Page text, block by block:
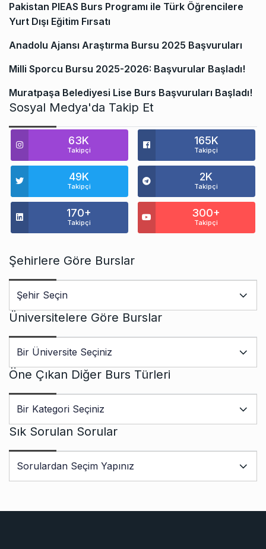
Pakistan PIEAS Burs Programı ile Türk Öğrencilere
Yurt Dışı Eğitim Fırsatı
Anadolu Ajansı Araştırma Bursu 2025 Başvuruları
Milli Sporcu Bursu 2025-2026: Başvurular Başladı!
Muratpaşa Belediyesi Lise Burs Başvuruları Başladı!
Sosyal Medya'da Takip Et
63K
Takipçi
165K
Takipçi
49K
Takipçi
2K
Takipçi
170+
Takipçi
300+
Takipçi
Şehirlere Göre Burslar
Üniversitelere Göre Burslar
Öne Çıkan Diğer Burs Türleri
Sık Sorulan Sorular